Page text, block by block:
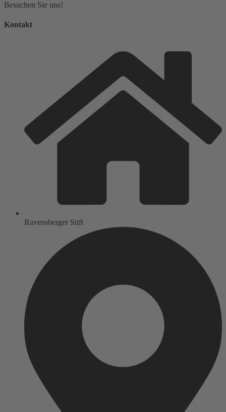
Besuchen Sie uns!
Kontakt
Ravensberger Stift